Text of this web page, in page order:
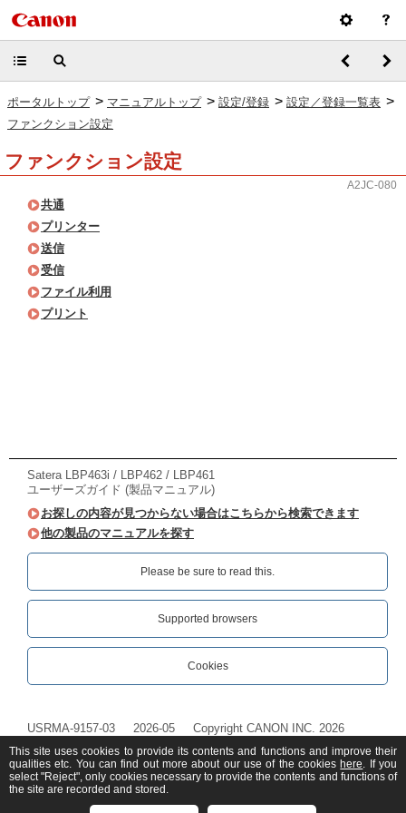
ポータルトップ > マニュアルトップ > 設定/登録 > 設定／登録一覧表 >
ファンクション設定
ファンクション設定
A2JC-080
共通
プリンター
送信
受信
ファイル利用
プリント
Satera LBP463i / LBP462 / LBP461
ユーザーズガイド (製品マニュアル)
お探しの内容が見つからない場合はこちらから検索できます
他の製品のマニュアルを探す
Please be sure to read this.‎
Supported browsers
Cookies
USRMA-9157-03 2026-05 Copyright CANON INC. 2026
This site uses cookies to provide its contents and functions and improve their
qualities etc. You can find out more about our use of the cookies here. If you
select "Reject", only cookies necessary to provide the contents and functions of
the site are recorded and stored.